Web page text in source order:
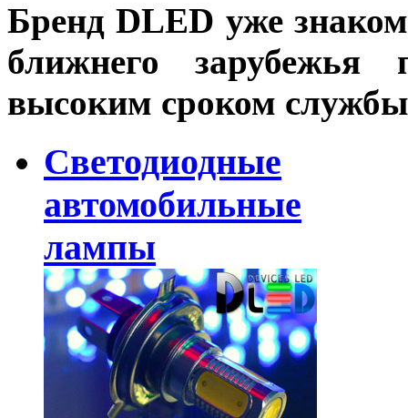
Бренд DLED уже
ближнего зарубежья
высоким сроком
Светодиодные
автомобильные
лампы